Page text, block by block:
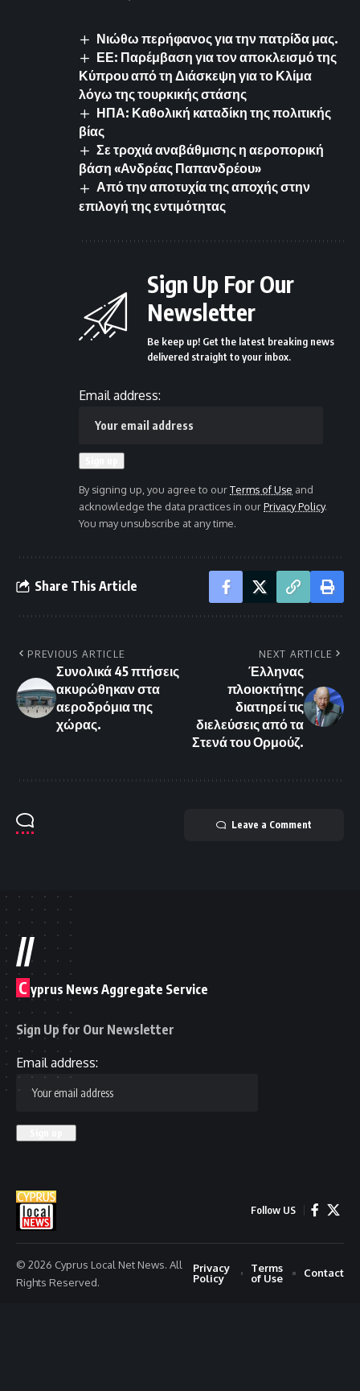
Νιώθω περήφανος για την πατρίδα μας.
ΕΕ: Παρέμβαση για τον αποκλεισμό της
Κύπρου από τη Διάσκεψη για το Κλίμα
λόγω της τουρκικής στάσης
ΗΠΑ: Καθολική καταδίκη της πολιτικής
βίας
Σε τροχιά αναβάθμισης η αεροπορική
βάση «Ανδρέας Παπανδρέου»
Από την αποτυχία της αποχής στην
επιλογή της εντιμότητας
Sign Up For Our
Newsletter
Be keep up! Get the latest breaking news
delivered straight to your inbox.
Email address:
By signing up, you agree to ourTerms of Use and
acknowledge the data practices in ourPrivacy Policy.
You may unsubscribe at any time.
Share This Article
PREVIOUS ARTICLE
Συνολικά 45 πτήσεις
ακυρώθηκαν στα
αεροδρόμια της
χώρας.
NEXT ARTICLE
Έλληνας
πλοιοκτήτης
διατηρεί τις
διελεύσεις από τα
Στενά του Ορμούζ.
Leave a Comment
//
C yprus News Aggregate Service
Sign Up for Our Newsletter
Email address:
Follow US
© 2026 Cyprus Local Net News. All
Rights Reserved.
Privacy
Policy
Terms
of Use
Contact